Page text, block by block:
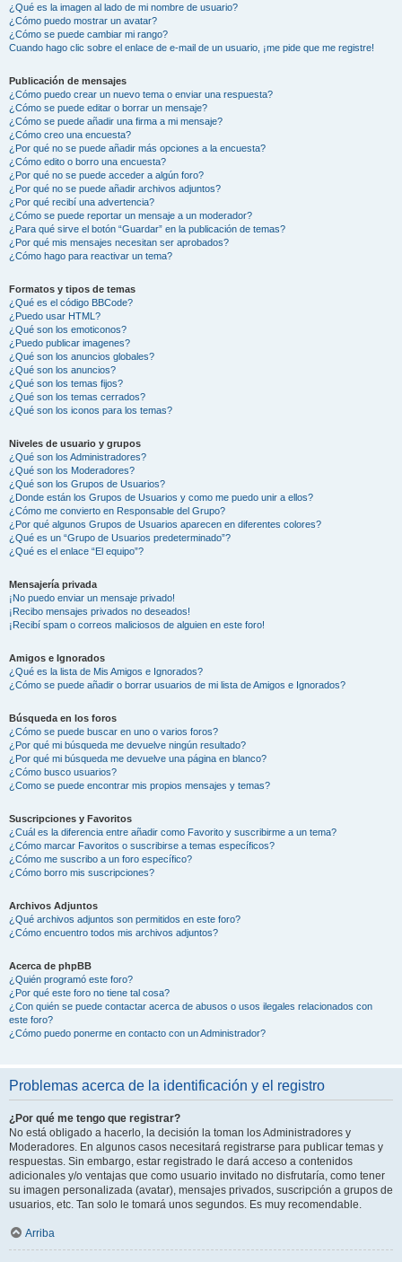
¿Qué es la imagen al lado de mi nombre de usuario?
¿Cómo puedo mostrar un avatar?
¿Cómo se puede cambiar mi rango?
Cuando hago clic sobre el enlace de e-mail de un usuario, ¡me pide que me registre!
Publicación de mensajes
¿Cómo puedo crear un nuevo tema o enviar una respuesta?
¿Cómo se puede editar o borrar un mensaje?
¿Cómo se puede añadir una firma a mi mensaje?
¿Cómo creo una encuesta?
¿Por qué no se puede añadir más opciones a la encuesta?
¿Cómo edito o borro una encuesta?
¿Por qué no se puede acceder a algún foro?
¿Por qué no se puede añadir archivos adjuntos?
¿Por qué recibí una advertencia?
¿Cómo se puede reportar un mensaje a un moderador?
¿Para qué sirve el botón “Guardar” en la publicación de temas?
¿Por qué mis mensajes necesitan ser aprobados?
¿Cómo hago para reactivar un tema?
Formatos y tipos de temas
¿Qué es el código BBCode?
¿Puedo usar HTML?
¿Qué son los emoticonos?
¿Puedo publicar imagenes?
¿Qué son los anuncios globales?
¿Qué son los anuncios?
¿Qué son los temas fijos?
¿Qué son los temas cerrados?
¿Qué son los iconos para los temas?
Niveles de usuario y grupos
¿Qué son los Administradores?
¿Qué son los Moderadores?
¿Qué son los Grupos de Usuarios?
¿Donde están los Grupos de Usuarios y como me puedo unir a ellos?
¿Cómo me convierto en Responsable del Grupo?
¿Por qué algunos Grupos de Usuarios aparecen en diferentes colores?
¿Qué es un “Grupo de Usuarios predeterminado”?
¿Qué es el enlace “El equipo”?
Mensajería privada
¡No puedo enviar un mensaje privado!
¡Recibo mensajes privados no deseados!
¡Recibí spam o correos maliciosos de alguien en este foro!
Amigos e Ignorados
¿Qué es la lista de Mis Amigos e Ignorados?
¿Cómo se puede añadir o borrar usuarios de mi lista de Amigos e Ignorados?
Búsqueda en los foros
¿Cómo se puede buscar en uno o varios foros?
¿Por qué mi búsqueda me devuelve ningún resultado?
¿Por qué mi búsqueda me devuelve una página en blanco?
¿Cómo busco usuarios?
¿Como se puede encontrar mis propios mensajes y temas?
Suscripciones y Favoritos
¿Cuál es la diferencia entre añadir como Favorito y suscribirme a un tema?
¿Cómo marcar Favoritos o suscribirse a temas específicos?
¿Cómo me suscribo a un foro específico?
¿Cómo borro mis suscripciones?
Archivos Adjuntos
¿Qué archivos adjuntos son permitidos en este foro?
¿Cómo encuentro todos mis archivos adjuntos?
Acerca de phpBB
¿Quién programó este foro?
¿Por qué este foro no tiene tal cosa?
¿Con quién se puede contactar acerca de abusos o usos ilegales relacionados con
este foro?
¿Cómo puedo ponerme en contacto con un Administrador?
Problemas acerca de la identificación y el registro
¿Por qué me tengo que registrar?
No está obligado a hacerlo, la decisión la toman los Administradores y
Moderadores. En algunos casos necesitará registrarse para publicar temas y
respuestas. Sin embargo, estar registrado le dará acceso a contenidos
adicionales y/o ventajas que como usuario invitado no disfrutaría, como tener
su imagen personalizada (avatar), mensajes privados, suscripción a grupos de
usuarios, etc. Tan solo le tomará unos segundos. Es muy recomendable.
Arriba